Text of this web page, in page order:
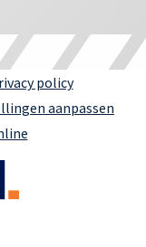
policy
aanpassen